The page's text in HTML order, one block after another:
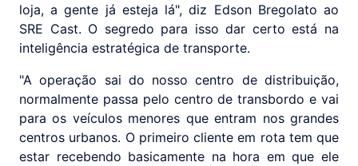
loja, a gente já esteja lá", diz Edson Bregolato ao
SRE Cast. O segredo para isso dar certo está na
inteligência estratégica de transporte.
"A operação sai do nosso centro de distribuição,
normalmente passa pelo centro de transbordo e vai
para os veículos menores que entram nos grandes
centros urbanos. O primeiro cliente em rota tem que
estar recebendo basicamente na hora em que ele